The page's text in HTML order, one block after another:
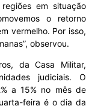
em situação
o retorno
vermelho. Por isso,
observou.
da Casa Militar,
judiciais. O
a 15% no mês de
feira é o dia da